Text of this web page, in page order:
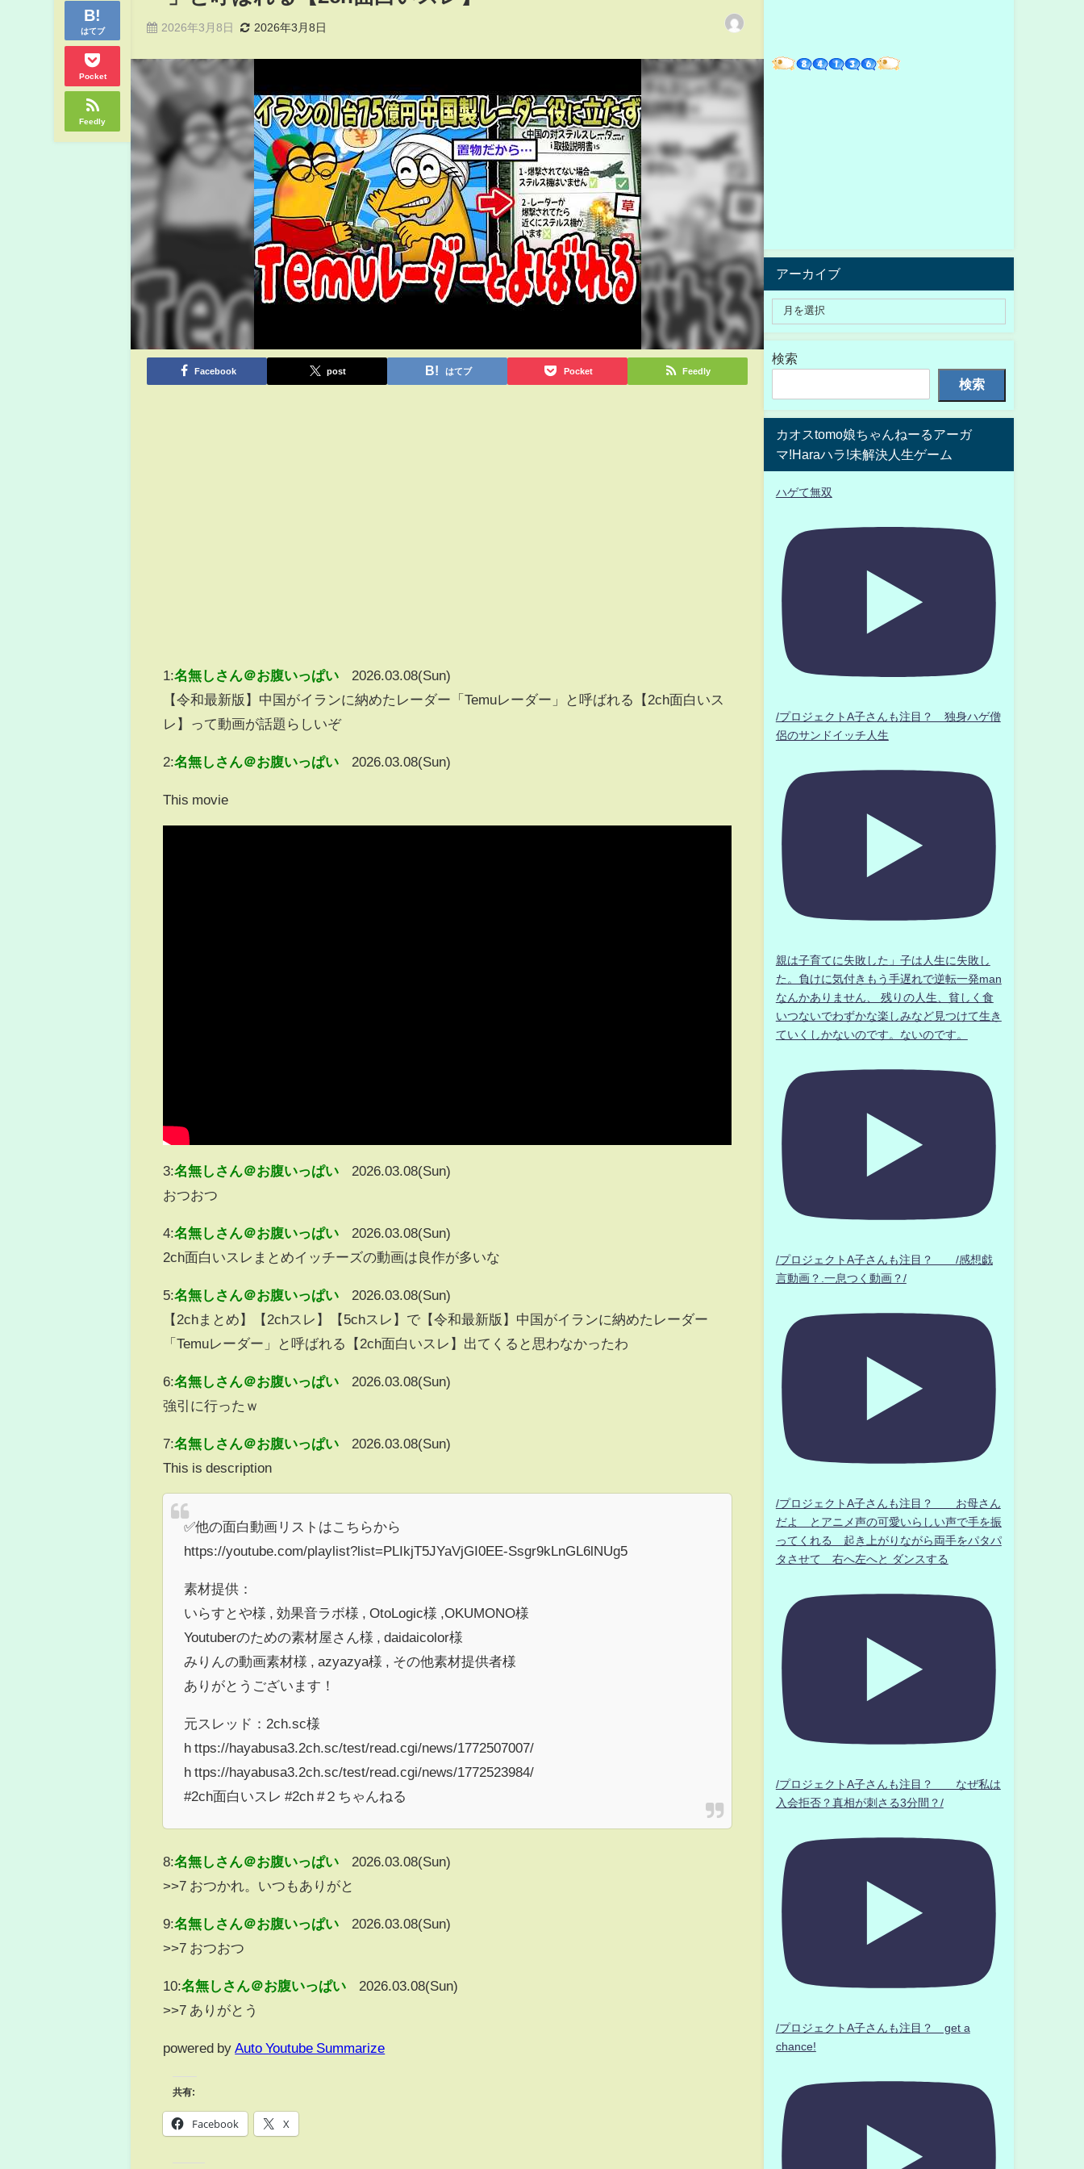
はてブ
Pocket
Feedly
2026年3月8日 2026年3月8日
Facebook post はてブ Pocket Feedly
1:名無しさん＠お腹いっぱい
2026.03.08(Sun)
【令和最新版】中国がイランに納めたレーダー「Temuレーダー」と呼ばれる【2ch面白いス
レ】って動画が話題らしいぞ
2:名無しさん＠お腹いっぱい 2026.03.08(Sun)
This movie
3:名無しさん＠お腹いっぱい
2026.03.08(Sun)
おつおつ
4:名無しさん＠お腹いっぱい
2026.03.08(Sun)
2ch面白いスレまとめイッチーズの動画は良作が多いな
5:名無しさん＠お腹いっぱい
2026.03.08(Sun)
【2chまとめ】【2chスレ】【5chスレ】で【令和最新版】中国がイランに納めたレーダー
「Temuレーダー」と呼ばれる【2ch面白いスレ】出てくると思わなかったわ
6:名無しさん＠お腹いっぱい
2026.03.08(Sun)
強引に行ったｗ
7:名無しさん＠お腹いっぱい
2026.03.08(Sun)
This is description
✅他の面白動画リストはこちらから
https://youtube.com/playlist?list=PLIkjT5JYaVjGI0EE-Ssgr9kLnGL6lNUg5
素材提供：
いらすとや様 , 効果音ラボ様 , OtoLogic様 ,OKUMONO様
Youtuberのための素材屋さん様 , daidaicolor様
みりんの動画素材様 , azyazya様 , その他素材提供者様
ありがとうございます！
元スレッド：2ch.sc様
h ttps://hayabusa3.2ch.sc/test/read.cgi/news/1772507007/
h ttps://hayabusa3.2ch.sc/test/read.cgi/news/1772523984/
#2ch面白いスレ #2ch #２ちゃんねる
8:名無しさん＠お腹いっぱい
2026.03.08(Sun)
>>7 おつかれ。いつもありがと
9:名無しさん＠お腹いっぱい
2026.03.08(Sun)
>>7 おつおつ
10:名無しさん＠お腹いっぱい
2026.03.08(Sun)
>>7 ありがとう
powered by Auto Youtube Summarize
共有:
Facebook X
アーカイブ
検索
検索
カオスtomo娘ちゃんねーるアーガ
マ!Haraハラ!未解決人生ゲーム
ハゲて無双
/プロジェクトA子さんも注目？ 独身ハゲ僧
侶のサンドイッチ人生
親は子育てに失敗した」子は人生に失敗し
た。負けに気付きもう手遅れで逆転一発man
なんかありません、 残りの人生、貧しく食
いつないでわずかな楽しみなど見つけて生き
ていくしかないのです。ないのです。
/プロジェクトA子さんも注目？ /感想戯
言動画？.一息つく動画？/
/プロジェクトA子さんも注目？ お母さん
だよ とアニメ声の可愛いらしい声で手を振
ってくれる 起き上がりながら両手をパタパ
タさせて 右へ左へと ダンスする
/プロジェクトA子さんも注目？ なぜ私は
入会拒否？真相が刺さる3分間？/
/プロジェクトA子さんも注目？ get a
chance!